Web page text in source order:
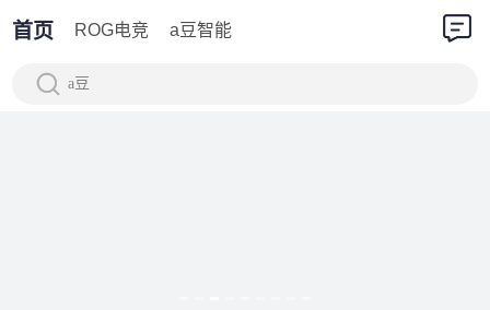
首页 ROG电竞 a豆智能
a豆